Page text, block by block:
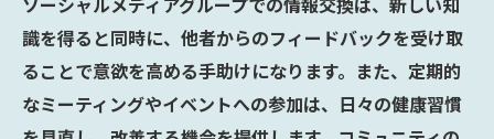
識を得ると同時に、他者からのフィードバックを受け取
ることで意欲を高める手助けになります。また、定期的
なミーティングやイベントへの参加は、日々の健康習慣